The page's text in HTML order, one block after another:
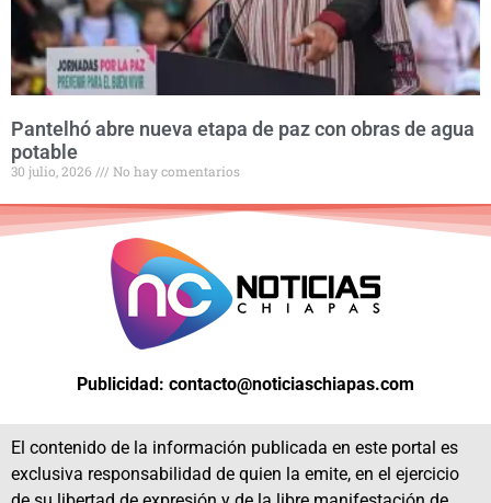
Pantelhó abre nueva etapa de paz con obras de agua
potable
30 julio, 2026 No hay comentarios
Publicidad: contacto@noticiaschiapas.com
El contenido de la información publicada en este portal es
exclusiva responsabilidad de quien la emite, en el ejercicio